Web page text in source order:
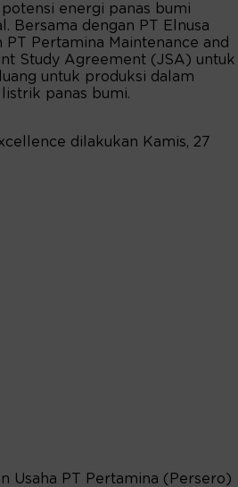
energi panas bumi
Bersama dengan PT Elnusa
PT Pertamina Maintenance and
Study Agreement (JSA) untuk
untuk produksi dalam
panas bumi.
dilakukan Kamis, 27
Usaha PT Pertamina (Persero)